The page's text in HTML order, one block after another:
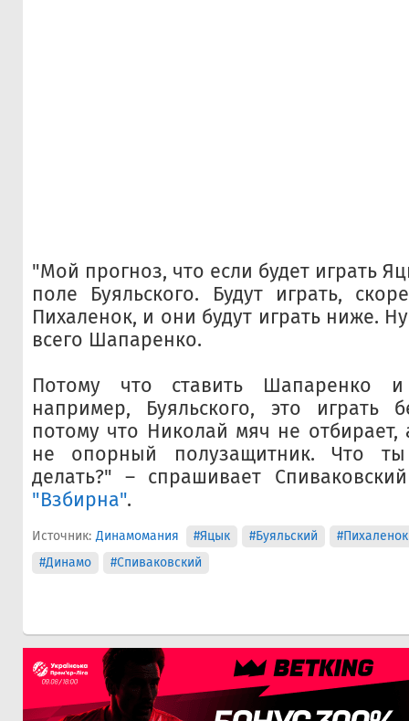
"Мой прогноз, что если будет играть
поле Буяльского. Будут играть,
Пихаленок, и они будут играть ниже.
всего Шапаренко.
Потому что ставить Шапаренко
например, Буяльского, это играть
потому что Николай мяч не
не опорный полузащитник. Что
делать?" – спрашивает
"Взбирна".
Источник: Динамомания #Яцык #Буяльский
#Пихаленок
#Динамо
#Спиваковский